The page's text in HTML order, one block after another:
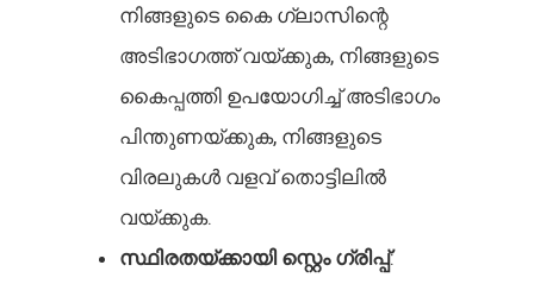
നിങ്ങളുടെ കൈ ഗ്ലാസിന്റെ
അടിഭാഗത്ത് വയ്ക്കുക, നിങ്ങളുടെ
കൈപ്പത്തി ഉപയോഗിച്ച് അടിഭാഗം
പിന്തുണയ്ക്കുക, നിങ്ങളുടെ
വിരലുകൾ വളവ് തൊട്ടിലിൽ
വയ്ക്കുക.
സ്ഥിരതയ്ക്കായി സ്റ്റെം ഗ്രിപ്പ്: